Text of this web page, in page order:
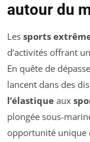
autour du
Les sports
d’activités offrant
En quête de
lancent dans des
l’élastique aux
plongée sous-
opportunité unique